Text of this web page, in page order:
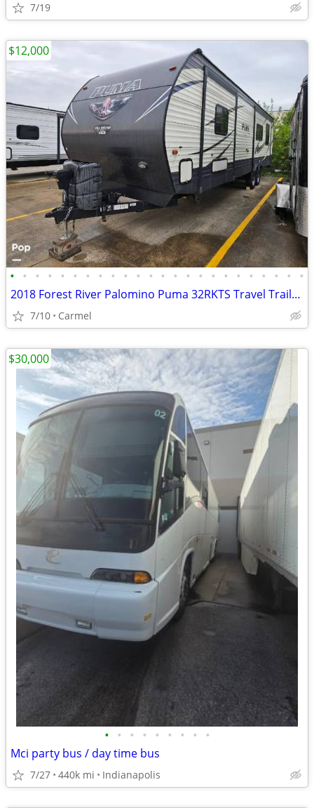
7/19
• • • • • • • • • • • • • • • • • • • • • • • •
2018 Forest River Palomino Puma 32RKTS Travel Trailer accepting offers
7/10 Carmel
$12,000
• • • • • • • • •
Mci party bus / day time bus
7/27 440k mi Indianapolis
$30,000